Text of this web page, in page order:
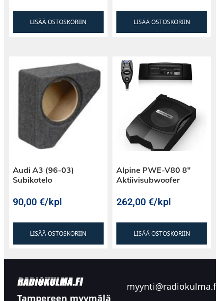
LISÄÄ OSTOSKORIIN LISÄÄ OSTOSKORIIN
Audi A3 (96-03)
Subikotelo
90,00€/kpl
LISÄÄ OSTOSKORIIN
Alpine PWE-V80 8″
Aktiivisubwoofer
262,00€/kpl
LISÄÄ OSTOSKORIIN
Tampereen myymälä
myynti@radiokulma.fi